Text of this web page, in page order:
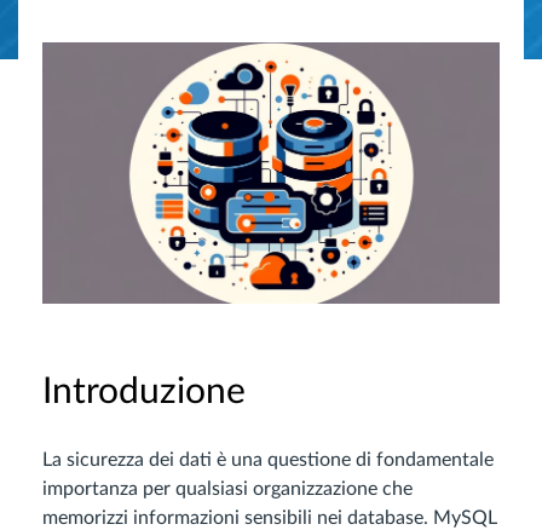
Introduzione
La sicurezza dei dati è una questione di fondamentale
importanza per qualsiasi organizzazione che
memorizzi informazioni sensibili nei database. MySQL